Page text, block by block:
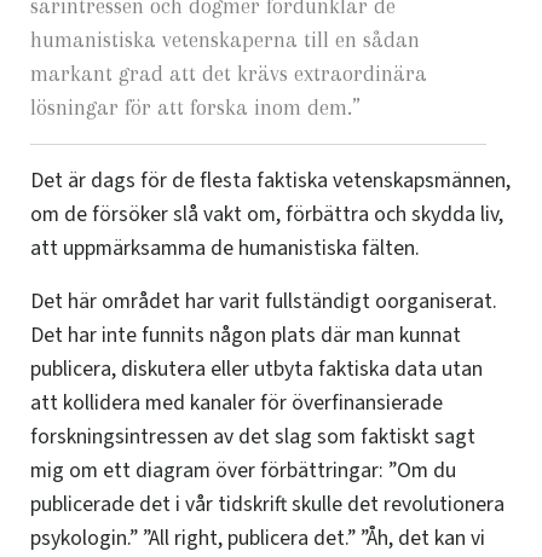
särintressen och dogmer fördunklar de
humanistiska vetenskaperna till en sådan
markant grad att det krävs extraordinära
lösningar för att forska inom dem.”
Det är dags för de flesta faktiska vetenskapsmännen,
om de försöker slå vakt om, förbättra och skydda liv,
att uppmärksamma de humanistiska fälten.
Det här området har varit fullständigt oorganiserat.
Det har inte funnits någon plats där man kunnat
publicera, diskutera eller utbyta faktiska data utan
att kollidera med kanaler för överfinansierade
forskningsintressen av det slag som faktiskt sagt
mig om ett diagram över förbättringar: ”Om du
publicerade det i vår tidskrift skulle det revolutionera
psykologin.” ”All right, publicera det.” ”Åh, det kan vi